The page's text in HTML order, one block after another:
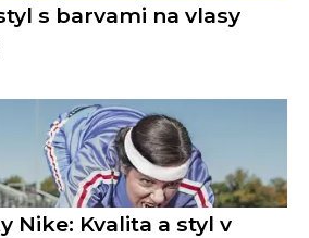
s barvami na vlasy
Nike: Kvalita a styl v